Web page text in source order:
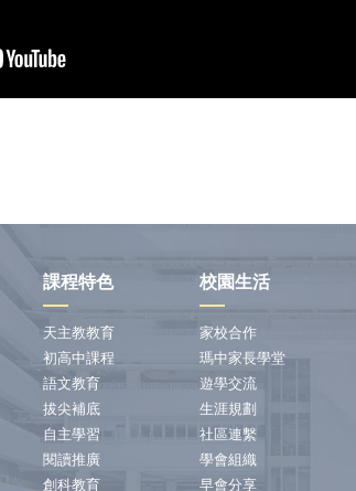
課程特色
天主教教育
初高中課程
語文教育
拔尖補底
自主學習
閱讀推廣
創科教育
校園生活
家校合作
瑪中家長學堂
遊學交流
生涯規劃
社區連繫
學會組織
早會分享